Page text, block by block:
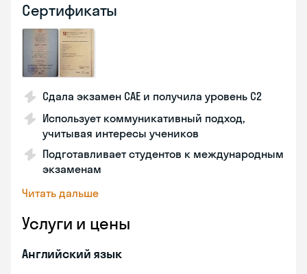
Сертификаты
Сдала экзамен CAE и получила уровень С2
Использует коммуникативный подход,
учитывая интересы учеников
Подготавливает студентов к международным
экзаменам
Читать дальше
Услуги и цены
Английский язык